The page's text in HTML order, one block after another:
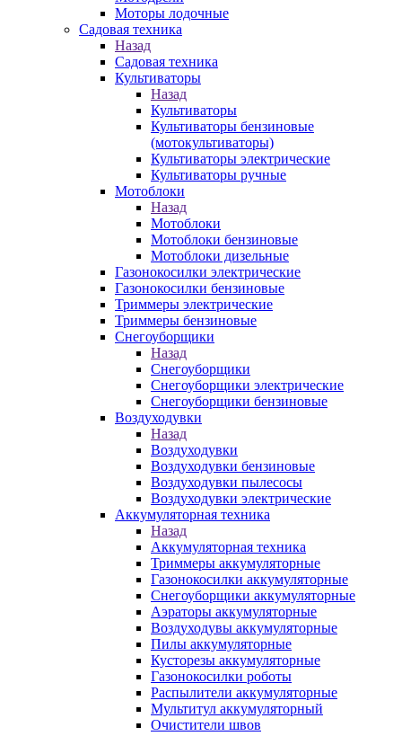
Моторы лодочные
Садовая техника
Назад
Садовая техника
Культиваторы
Назад
Культиваторы
Культиваторы бензиновые
(мотокультиваторы)
Культиваторы электрические
Культиваторы ручные
Мотоблоки
Назад
Мотоблоки
Мотоблоки бензиновые
Мотоблоки дизельные
Газонокосилки электрические
Газонокосилки бензиновые
Триммеры электрические
Триммеры бензиновые
Снегоуборщики
Назад
Снегоуборщики
Снегоуборщики электрические
Снегоуборщики бензиновые
Воздуходувки
Назад
Воздуходувки
Воздуходувки бензиновые
Воздуходувки пылесосы
Воздуходувки электрические
Аккумуляторная техника
Назад
Аккумуляторная техника
Триммеры аккумуляторные
Газонокосилки аккумуляторные
Снегоуборщики аккумуляторные
Аэраторы аккумуляторные
Воздуходувы аккумуляторные
Пилы аккумуляторные
Кусторезы аккумуляторные
Газонокосилки роботы
Распылители аккумуляторные
Мультитул аккумуляторный
Очистители швов